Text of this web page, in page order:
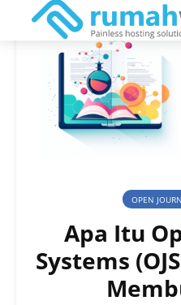
OPEN
Apa Itu
Systems